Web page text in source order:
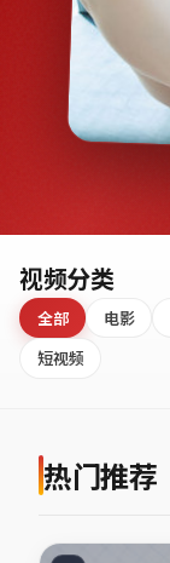
视频分类
全部 电影
短视频
热门推荐